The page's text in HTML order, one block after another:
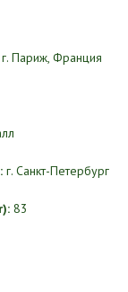
г. Париж, Франция
г. Санкт-Петербург
83